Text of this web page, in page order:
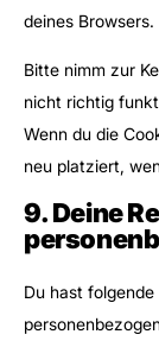
deines Browsers.
Bitte nimm zur
nicht richtig
Wenn du die
neu platziert,
9. Deine
Du hast